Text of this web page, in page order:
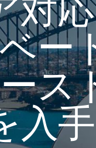
について
で、プライバシーとセ
ます。これらはシー
。
み
。
winning
macOS
antivirus,
firewall,
system tools,
and more.
ー
ス
入手